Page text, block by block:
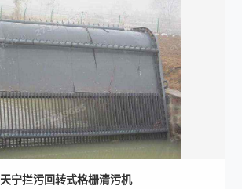
天宁拦污回转式格栅清污机